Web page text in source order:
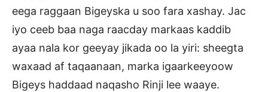
eega raggaan Bigeyska u soo fara xashay. Jac
iyo ceeb baa naga raacday markaas kaddib
ayaa nala kor geeyay jikada oo la yiri: sheegta
waxaad af taqaanaan, marka igaarkeeyoow
Bigeys haddaad naqasho Rinji lee waaye.